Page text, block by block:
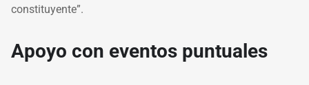
constituyente”.
Apoyo con eventos puntuales